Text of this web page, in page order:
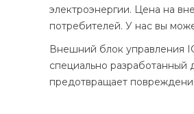
электроэнергии. Цена на
потребителей. У нас вы
Внешний блок управления
специально разработанный
предотвращает